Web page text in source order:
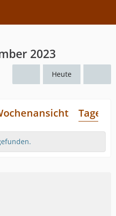
2023
Heute